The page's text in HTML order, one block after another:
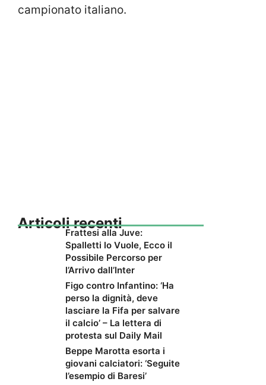
campionato italiano.
Articoli recenti
Frattesi alla Juve:
Spalletti lo Vuole, Ecco il
Possibile Percorso per
l’Arrivo dall’Inter
Figo contro Infantino: ‘Ha
perso la dignità, deve
lasciare la Fifa per salvare
il calcio’ – La lettera di
protesta sul Daily Mail
Beppe Marotta esorta i
giovani calciatori: ‘Seguite
l’esempio di Baresi’